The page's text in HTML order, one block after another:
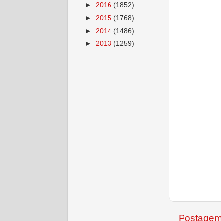
► 2016 (1852)
► 2015 (1768)
► 2014 (1486)
► 2013 (1259)